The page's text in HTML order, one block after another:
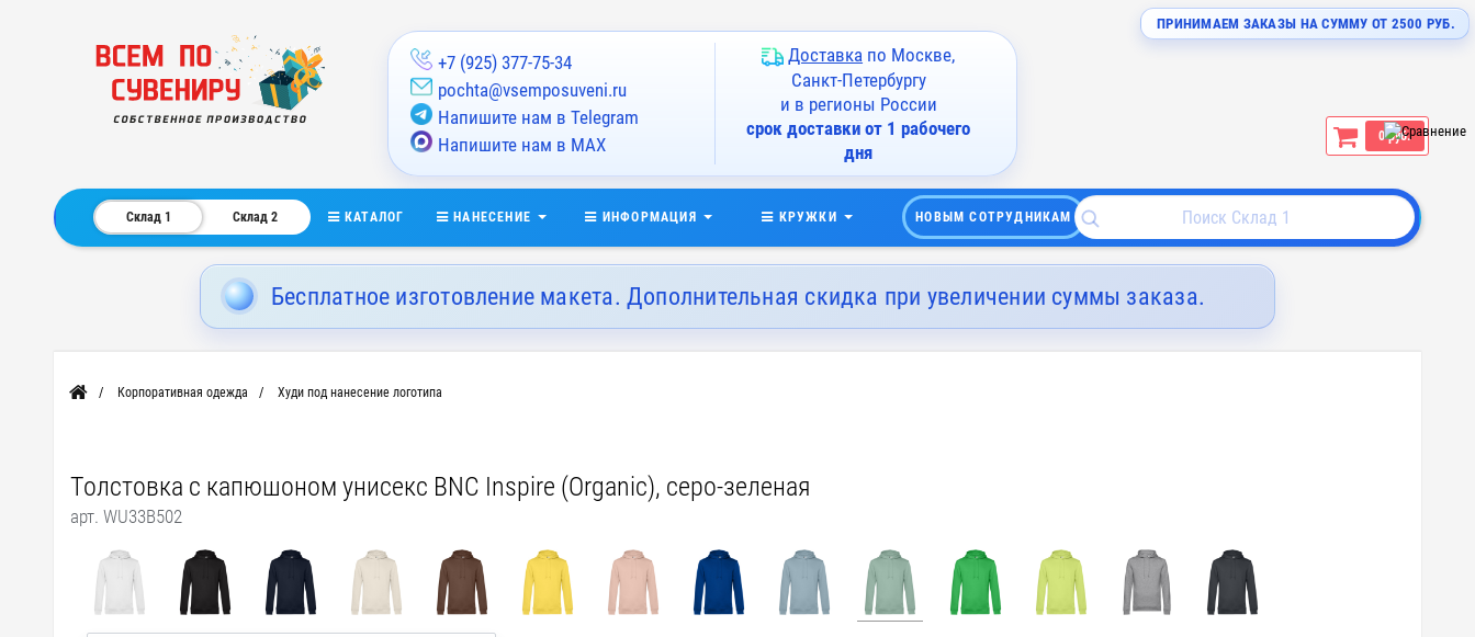
ПРИНИМАЕМ ЗАКАЗЫ НА СУММУ ОТ 2500 РУБ.
+7 (925) 377-75-34
pochta@vsemposuveni.ru
Напишите нам в Telegram
Напишите нам в MAX
Доставка по Москве,
Санкт-Петербургу
и в регионы России
срок доставки от 1 рабочего
дня
0 руб.
Склад 1 Склад 2 КАТАЛОГ НАНЕСЕНИЕ ИНФОРМАЦИЯ КРУЖКИ НОВЫМ СОТРУДНИКАМ
Бесплатное изготовление макета. Дополнительная скидка при увеличении суммы заказа.
Главная Корпоративная одежда Худи под нанесение логотипа
Толстовка с капюшоном унисекс BNC Inspire (Organic), серо-зеленая
арт. WU33B502